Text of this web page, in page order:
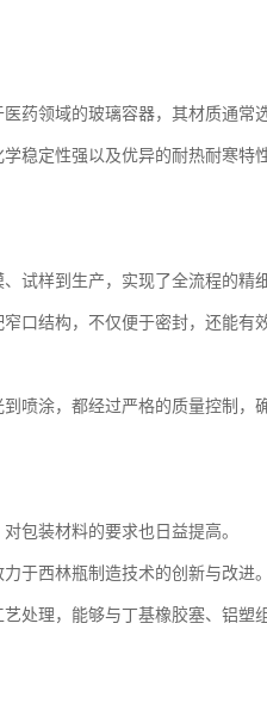
药领域的玻璃容器，其材质通常
稳定性强以及优异的耐热耐寒
试样到生产，实现了全流程的精
口结构，不仅便于密封，还能
喷涂，都经过严格的质量控制，
包装材料的要求也日益提高。
于西林瓶制造技术的创新与改进。
处理，能够与丁基橡胶塞、铝